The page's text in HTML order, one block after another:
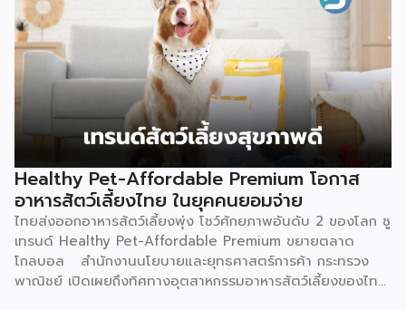
Healthy Pet-Affordable Premium โอกาส
อาหารสัตว์เลี้ยงไทย ในยุคคนยอมจ่าย
ไทยส่งออกอาหารสัตว์เลี้ยงพุ่ง โชว์ศักยภาพอันดับ 2 ของโลก ชู
เทรนด์ Healthy Pet-Affordable Premium ขยายตลาด
โกลบอล สำนักงานนโยบายและยุทธศาสตร์การค้า กระทรวง
พาณิชย์ เปิดเผยถึงทิศทางอุตสาหกรรมอาหารสัตว์เลี้ยงของไทย